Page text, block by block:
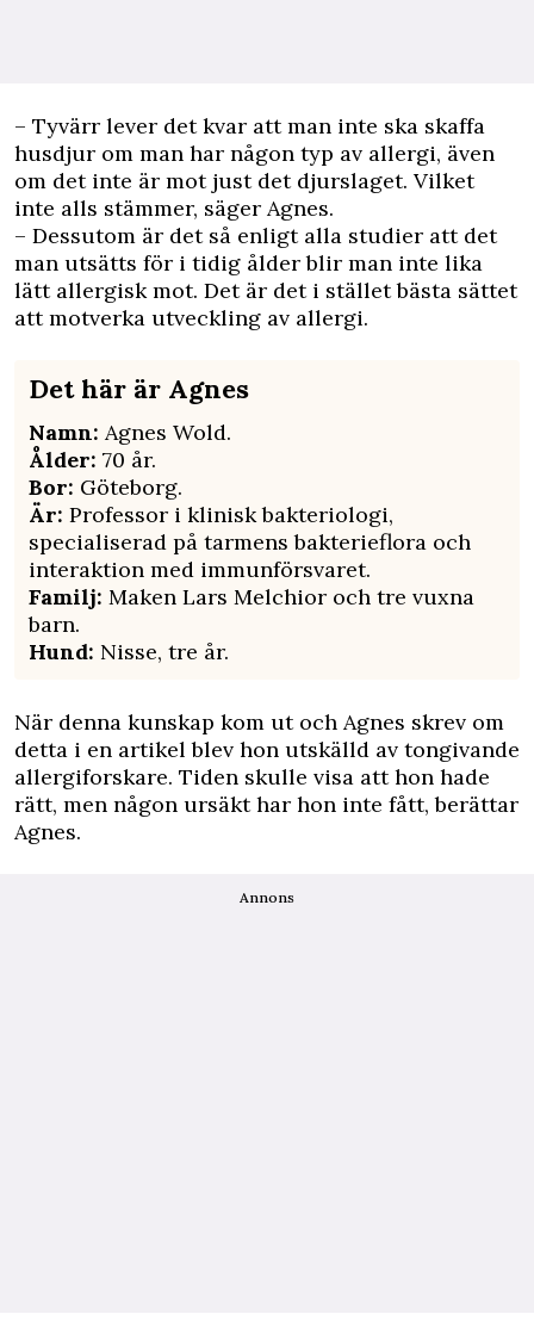
– Tyvärr lever det kvar att man inte ska skaffa
husdjur om man har någon typ av allergi, även
om det inte är mot just det djur­slaget. Vilket
inte alls stämmer, säger Agnes.
– Dessutom är det så enligt alla studier att det
man utsätts för i tidig ålder blir man inte lika
lätt allergisk mot. Det är det i stället bästa sättet
att motverka utveckling av allergi.
Det här är Agnes
Namn: Agnes Wold.
Ålder: 70 år.
Bor: Göteborg.
Är: Professor i klinisk bakteriologi,
specialiserad på tarmens bakterieflora och
interaktion med immunförsvaret.
Familj: Maken Lars Melchior och tre vuxna
barn.
Hund: Nisse, tre år.
När denna kunskap kom ut och Agnes skrev om
detta i en artikel blev hon utskälld av tongivande
allergiforskare. Tiden skulle visa att hon hade
rätt, men någon ursäkt har hon inte fått, berättar
Agnes.
Annons